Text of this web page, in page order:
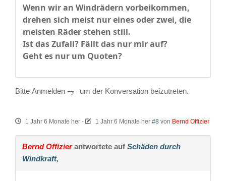
Wenn wir an Windrädern vorbeikommen,
drehen sich meist nur eines oder zwei, die
meisten Räder stehen still.
Ist das Zufall? Fällt das nur mir auf?
Geht es nur um Quoten?
Bitte Anmelden um der Konversation beizutreten.
1 Jahr 6 Monate her - 1 Jahr 6 Monate her #8 von Bernd Offizier
Bernd Offizierantwortete auf Schäden durch
Windkraft,